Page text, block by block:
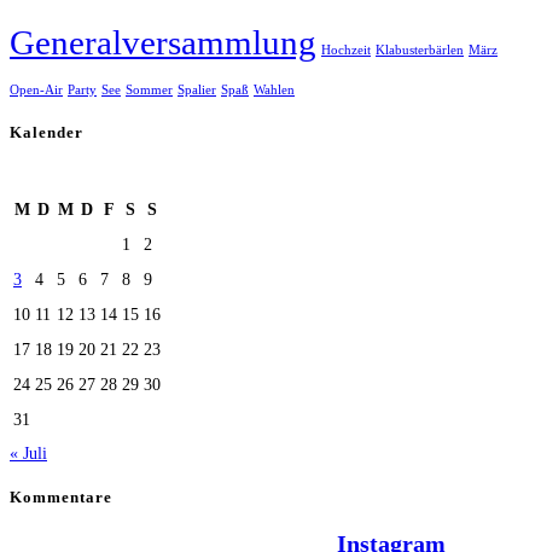
Generalversammlung Hochzeit Klabusterbärlen März
Open-Air Party See Sommer Spalier Spaß Wahlen
Kalender
M D M D F S
S
1
2
3
4 5 6 7 8
9
10 11 12 13 14 15 16
17 18 19 20 21 22 23
24 25 26 27 28 29 30
31
« Juli
Kommentare
Instagram